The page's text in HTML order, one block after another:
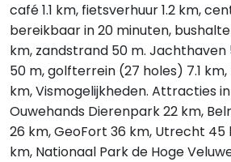
café 1.1 km, fietsverhuur 1.2 km,
bereikbaar in 20 minuten, bushalte
km, zandstrand 50 m.
50 m, golfterrein (27 holes) 7.1
km, Vismogelijkheden. Attracties
Ouwehands Dierenpark 22 km,
26 km, GeoFort 36 km, Utrecht 45
km, Nationaal Park de Hoge